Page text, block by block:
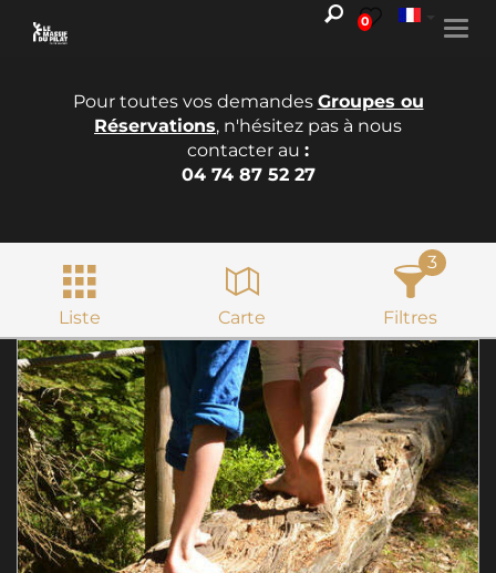
0
Pour toutes vos demandes Groupes ou
Réservations, n'hésitez pas à nous
contacter au :
04 74 87 52 27
Liste Carte Filtres
3